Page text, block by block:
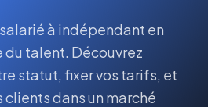
à indépendant en
du talent. Découvrez
statut, fixer vos tarifs, et
dans un marché